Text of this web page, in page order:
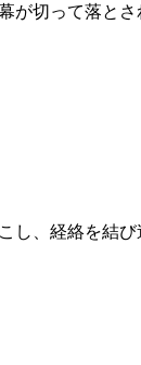
が切って落と
、経絡を結び